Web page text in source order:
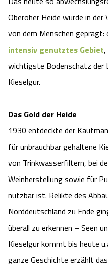
Oberoher Heide wurde in
von dem Menschen geprägt:
intensiv genutztes Gebiet,
wichtigste Bodenschatz der
Kieselgur.
Das Gold der Heide
1930 entdeckte der
für unbrauchbar gehaltene
von Trinkwasserfiltern, bei
Weinherstellung sowie für
nutzbar ist. Relikte des
Norddeutschland zu Ende
überall zu erkennen – Seen
Kieselgur kommt bis heute
ganze Geschichte erzählt